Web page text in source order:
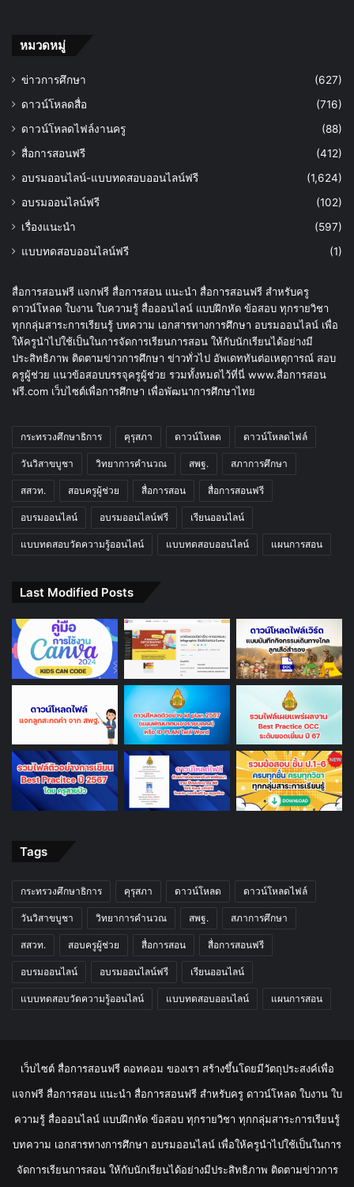
หมวดหมู่
ข่าวการศึกษา
(627)
ดาวน์โหลดสื่อ
(716)
ดาวน์โหลดไฟล์งานครู
(88)
สื่อการสอนฟรี
(412)
อบรมออนไลน์-แบบทดสอบออนไลน์ฟรี
(1,624)
อบรมออนไลน์ฟรี
(102)
เรื่องแนะนำ
(597)
แบบทดสอบออนไลน์ฟรี
(1)
สื่อการสอนฟรี แจกฟรี สื่อการสอน แนะนำ สื่อการสอนฟรี สำหรับครู
ดาวน์โหลด ใบงาน ใบความรู้ สื่อออนไลน์ แบบฝึกหัด ข้อสอบ ทุกรายวิชา
ทุกกลุ่มสาระการเรียนรู้ บทความ เอกสารทางการศึกษา อบรมออนไลน์ เพื่อ
ให้ครูนำไปใช้เป็นในการจัดการเรียนการสอน ให้กับนักเรียนได้อย่างมี
ประสิทธิภาพ ติดตามข่าวการศึกษา ข่าวทั่วไป อัพเดททันต่อเหตุการณ์ สอบ
ครูผู้ช่วย แนวข้อสอบบรรจุครูผู้ช่วย รวมทั้งหมดไว้ที่นี่ www.สื่อการสอน
ฟรี.com เว็บไซต์เพื่อการศึกษา เพื่อพัฒนาการศึกษาไทย
กระทรวงศึกษาธิการ คุรุสภา ดาวน์โหลด ดาวน์โหลดไฟล์
วันวิสาขบูชา วิทยาการคำนวณ สพฐ. สภาการศึกษา
สสวท. สอบครูผู้ช่วย สื่อการสอน สื่อการสอนฟรี
อบรมออนไลน์ อบรมออนไลน์ฟรี เรียนออนไลน์
แบบทดสอบวัดความรู้ออนไลน์ แบบทดสอบออนไลน์ แผนการสอน
Last Modified Posts
Tags
กระทรวงศึกษาธิการ คุรุสภา ดาวน์โหลด ดาวน์โหลดไฟล์
วันวิสาขบูชา วิทยาการคำนวณ สพฐ. สภาการศึกษา
สสวท. สอบครูผู้ช่วย สื่อการสอน สื่อการสอนฟรี
อบรมออนไลน์ อบรมออนไลน์ฟรี เรียนออนไลน์
แบบทดสอบวัดความรู้ออนไลน์ แบบทดสอบออนไลน์ แผนการสอน
เว็บไซต์ สื่อการสอนฟรี ดอทคอม ของเรา สร้างขึ้นโดยมีวัตถุประสงค์เพื่อ
แจกฟรี สื่อการสอน แนะนำ สื่อการสอนฟรี สำหรับครู ดาวน์โหลด ใบงาน ใบ
ความรู้ สื่อออนไลน์ แบบฝึกหัด ข้อสอบ ทุกรายวิชา ทุกกลุ่มสาระการเรียนรู้
บทความ เอกสารทางการศึกษา อบรมออนไลน์ เพื่อให้ครูนำไปใช้เป็นในการ
จัดการเรียนการสอน ให้กับนักเรียนได้อย่างมีประสิทธิภาพ ติดตามข่าวการ